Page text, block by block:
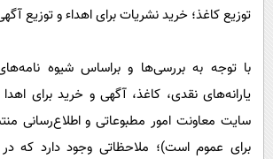
توزیع کاغذ؛ خرید نشریات برای اهداء و توزیع
با توجه به بررسی‌ها و براساس شیوه
یارانه‌های نقدی، کاغذ، آگهی و خرید برای
سایت معاونت امور مطبوعاتی و اطلاع‌رسانی
برای عموم است)؛ ملاحظاتی وجود دارد که در